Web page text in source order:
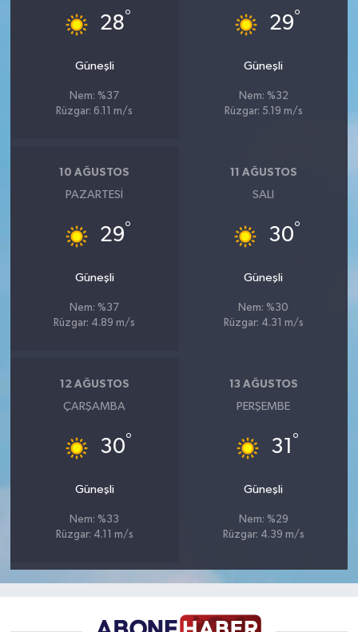
28°
Güneşli
Nem: %37
Rüzgar: 6.11 m/s
29°
Güneşli
Nem: %32
Rüzgar: 5.19 m/s
10 AĞUSTOS
PAZARTESI
29°
Güneşli
Nem: %37
Rüzgar: 4.89 m/s
11 AĞUSTOS
SALI
30°
Güneşli
Nem: %30
Rüzgar: 4.31 m/s
12 AĞUSTOS
ÇARŞAMBA
30°
Güneşli
Nem: %33
Rüzgar: 4.11 m/s
13 AĞUSTOS
PERŞEMBE
31 °
Güneşli
Nem: %29
Rüzgar: 4.39 m/s